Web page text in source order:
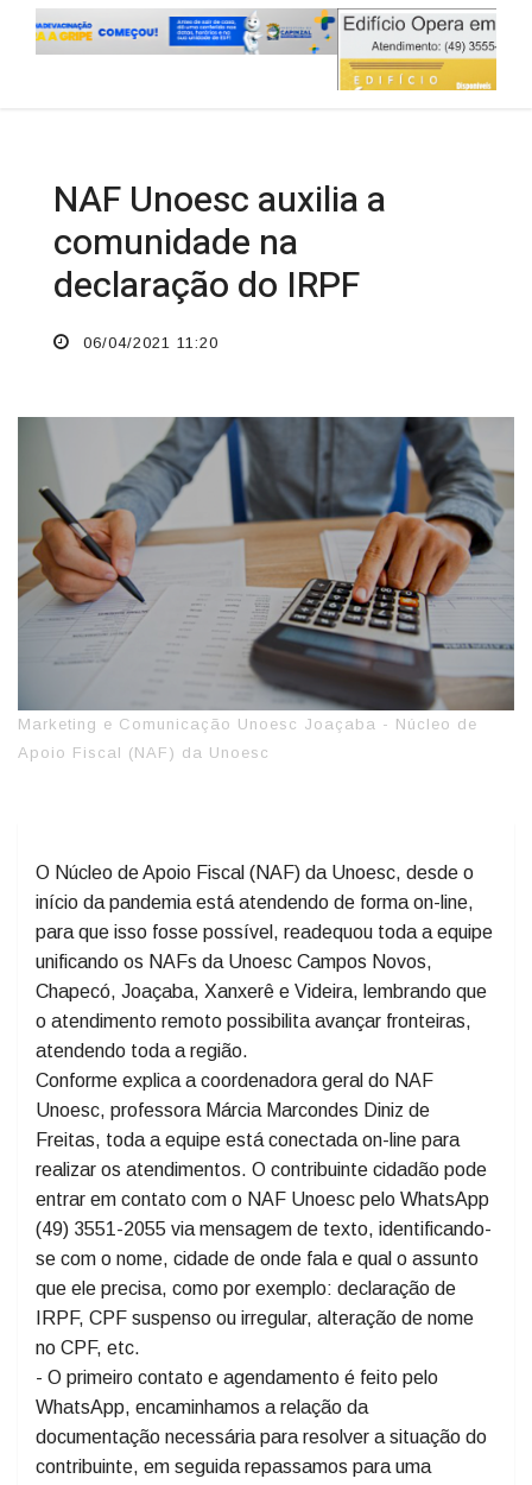
NAF Unoesc auxilia a
comunidade na
06/04/2021 11:20
O Núcleo de Apoio Fiscal (NAF) da Unoesc, desde o
início da pandemia está atendendo de forma on-line,
para que isso fosse possível, readequou toda a equipe
unificando os NAFs da Unoesc Campos Novos,
Chapecó, Joaçaba, Xanxerê e Videira, lembrando que
o atendimento remoto possibilita avançar fronteiras,
atendendo toda a região.
Conforme explica a coordenadora geral do NAF
Unoesc, professora Márcia Marcondes Diniz de
Freitas, toda a equipe está conectada on-line para
realizar os atendimentos. O contribuinte cidadão pode
entrar em contato com o NAF Unoesc pelo WhatsApp
(49) 3551-2055 via mensagem de texto, identificando-
se com o nome, cidade de onde fala e qual o assunto
que ele precisa, como por exemplo: declaração de
IRPF, CPF suspenso ou irregular, alteração de nome
no CPF, etc.
- O primeiro contato e agendamento é feito pelo